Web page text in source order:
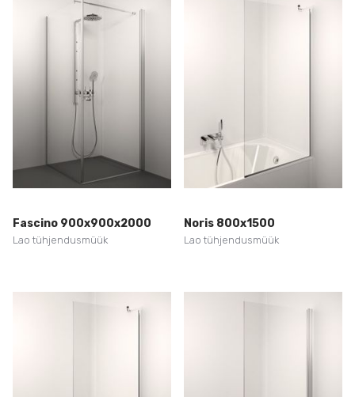
Fascino 900x900x2000
Lao tühjendusmüük
Noris 800x1500
Lao tühjendusmüük